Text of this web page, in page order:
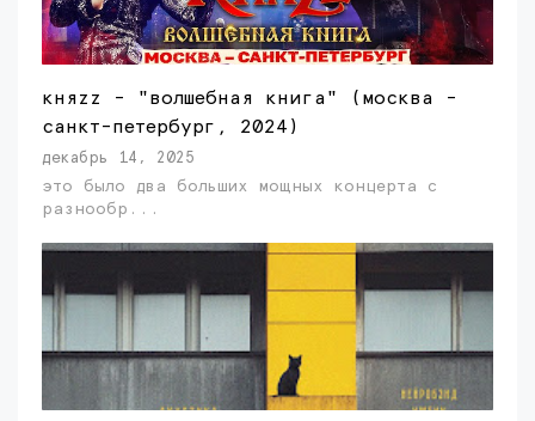
княzz - "волшебная книга" (москва -
санкт-петербург, 2024)
декабрь 14, 2025
это было два больших мощных концерта с
разнообр...